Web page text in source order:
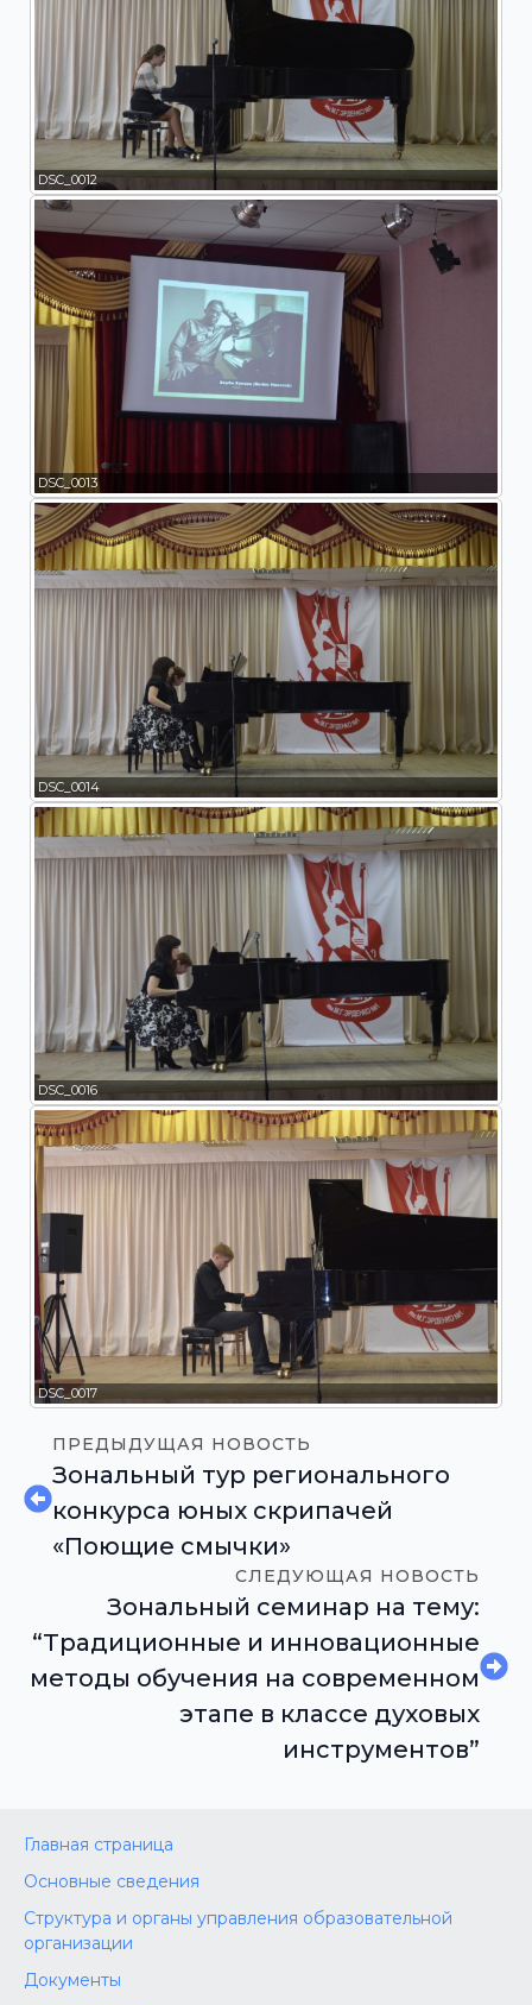
DSC_0012
DSC_0013
DSC_0014
DSC_0016
DSC_0017
ПРЕДЫДУЩАЯ НОВОСТЬ
Зональный тур регионального
конкурса юных скрипачей
«Поющие смычки»
СЛЕДУЮЩАЯ НОВОСТЬ
Зональный семинар на тему:
“Традиционные и инновационные
методы обучения на современном
этапе в классе духовых
инструментов”
Главная страница
Основные сведения
Структура и органы управления образовательной
организации
Документы